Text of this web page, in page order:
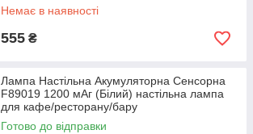
Немає в наявності
555 ₴
Лампа Настільна Акумуляторна Сенсорна
F89019 1200 мАг (Білий) настільна лампа
для кафе/ресторану/бару
Готово до відправки